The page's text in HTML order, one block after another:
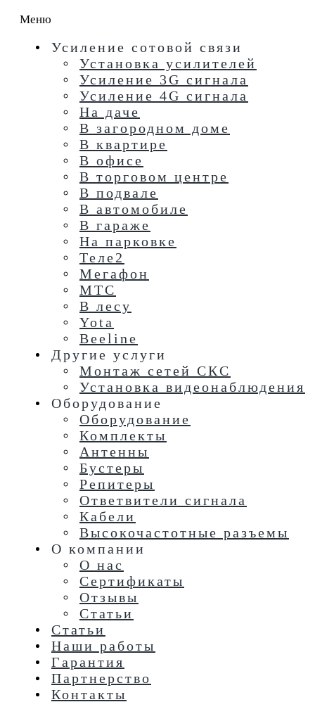
Меню
Усиление сотовой связи
Установка усилителей
Усиление 3G сигнала
Усиление 4G сигнала
На даче
В загородном доме
В квартире
В офисе
В торговом центре
В подвале
В автомобиле
В гараже
На парковке
Теле2
Мегафон
МТС
В лесу
Yota
Beeline
Другие услуги
Монтаж сетей СКС
Установка видеонаблюдения
Оборудование
Оборудование
Комплекты
Антенны
Бустеры
Репитеры
Ответвители сигнала
Кабели
Высокочастотные разъемы
О компании
О нас
Сертификаты
Отзывы
Статьи
Статьи
Наши работы
Гарантия
Партнерство
Контакты